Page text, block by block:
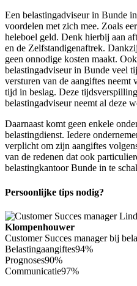
Een belastingadviseur in Bunde
voordelen met zich mee. Zoals
heleboel geld. Denk hierbij aan
en de Zelfstandigenaftrek.
geen onnodige kosten maakt.
belastingadviseur in Bunde veel
versturen van de aangiftes neemt
tijd in beslag. Deze
belastingadviseur neemt al deze
Daarnaast komt geen enkele
belastingdienst. Iedere
verplicht om zijn aangiftes
van de redenen dat ook
belastingkantoor Bunde in te
Persoonlijke tips nodig?
Klompenhouwer
Customer Succes manager bij
Belastingaangiftes94%
Prognoses90%
Communicatie97%